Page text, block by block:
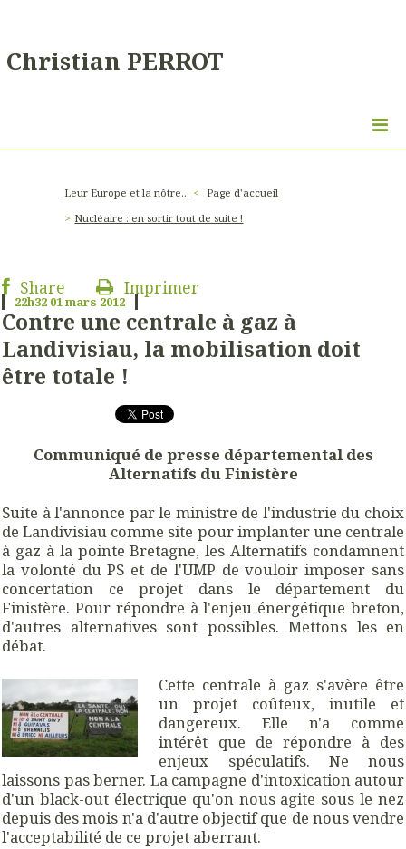
Christian PERROT
Leur Europe et la nôtre...
Page d'accueil
Nucléaire : en sortir tout de suite !
Share Imprimer
22h32 01mars 2012
Contre une centrale à gaz à
Landivisiau, la mobilisation doit
être totale !
Communiqué de presse départemental des
Alternatifs du Finistère
Suite à l'annonce par le ministre de l'industrie du choix
de Landivisiau comme site pour implanter une centrale
à gaz à la pointe Bretagne, les Alternatifs condamnent
la volonté du PS et de l'UMP de vouloir imposer sans
concertation ce projet dans le département du
Finistère. Pour répondre à l'enjeu énergétique breton,
d'autres alternatives sont possibles. Mettons les en
débat.
Cette centrale à gaz s'avère être
un projet coûteux, inutile et
dangereux. Elle n'a comme
intérêt que de répondre à des
enjeux spéculatifs. Ne nous
laissons pas berner. La campagne d'intoxication autour
d'un black-out électrique qu'on nous agite sous le nez
depuis des mois n'a d'autre objectif que de nous vendre
l'acceptabilité de ce projet aberrant.